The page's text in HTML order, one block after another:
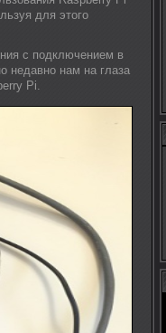
для этого
с подключением в
недавно нам на глаза
Pi.